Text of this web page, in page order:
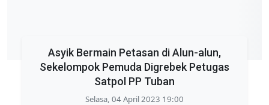
Asyik Bermain Petasan di Alun-alun,
Sekelompok Pemuda Digrebek Petugas
Satpol PP Tuban
Selasa, 04 April 2023 19:00